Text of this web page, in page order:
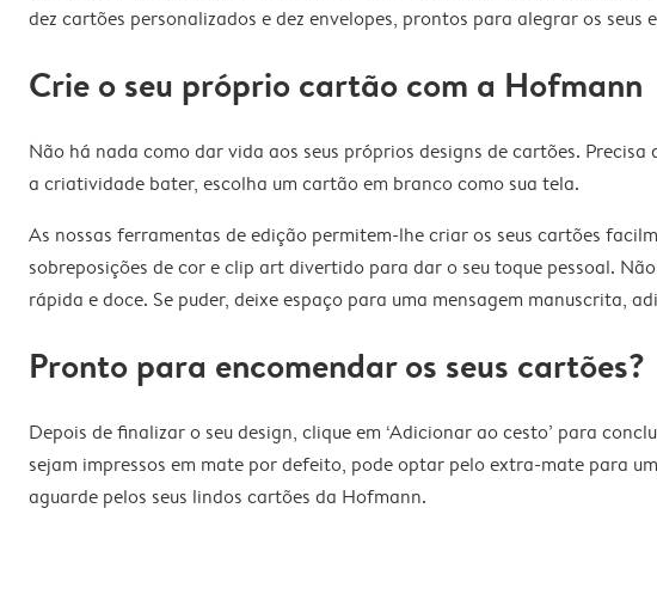
dez cartões personalizados e dez envelopes, prontos para alegrar os seus
Crie o seu próprio cartão com a Hofmann
Não há nada como dar vida aos seus próprios designs de cartões.
a criatividade bater, escolha um cartão em branco como sua tela.
As nossas ferramentas de edição permitem-lhe criar os seus cartões
sobreposições de cor e clip art divertido para dar o seu toque pessoal.
rápida e doce. Se puder, deixe espaço para uma mensagem manuscrita,
Pronto para encomendar os seus cartões?
Depois de finalizar o seu design, clique em ‘Adicionar ao cesto’ para
sejam impressos em mate por defeito, pode optar pelo extra-mate para
aguarde pelos seus lindos cartões da Hofmann.